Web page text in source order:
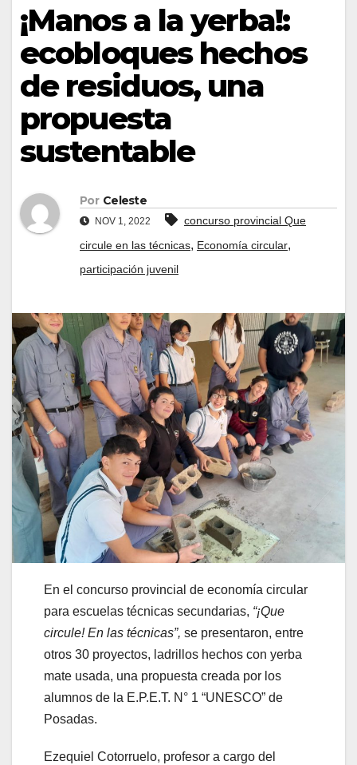
¡Manos a la yerba!:
ecobloques hechos
de residuos, una
propuesta
sustentable
Por Celeste
NOV 1, 2022
concurso provincial Que
circule en las técnicas, Economía circular,
participación juvenil
En el concurso provincial de economía circular
para escuelas técnicas secundarias, “¡Que
circule! En las técnicas”, se presentaron, entre
otros 30 proyectos, ladrillos hechos con yerba
mate usada, una propuesta creada por los
alumnos de la E.P.E.T. N° 1 “UNESCO” de
Posadas.
Ezequiel Cotorruelo, profesor a cargo del